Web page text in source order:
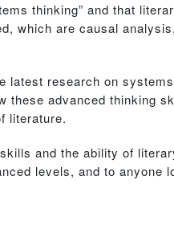
thinking” and that
which are causal
latest research on
these advanced thinking
literature.
and the ability of
levels, and to anyone